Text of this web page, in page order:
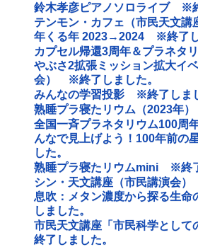
鈴木孝彦ピアノソロライブ ※
テンモン・カフェ（市民天文
年くる年 2023→2024 ※終了し
カプセル帰還3周年＆プラネタ
やぶさ2拡張ミッション拡大イ
会） ※終了しました。
みんなの学習投影 ※終了しま
熟睡プラ寝たリウム（2023年
全国一斉プラネタリウム100周
んなで見上げよう！100年前
した。
熟睡プラ寝たリウムmini ※終
シン・天文講座（市民講演会）
息吹：メタン濃度から探る生
しました。
市民天文講座「市民科学とし
終了しました。